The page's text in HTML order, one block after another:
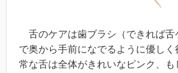
舌のケアは歯ブラシ（できれば舌
で奥から手前になでるように優し
常な舌は全体がきれいなピンク、